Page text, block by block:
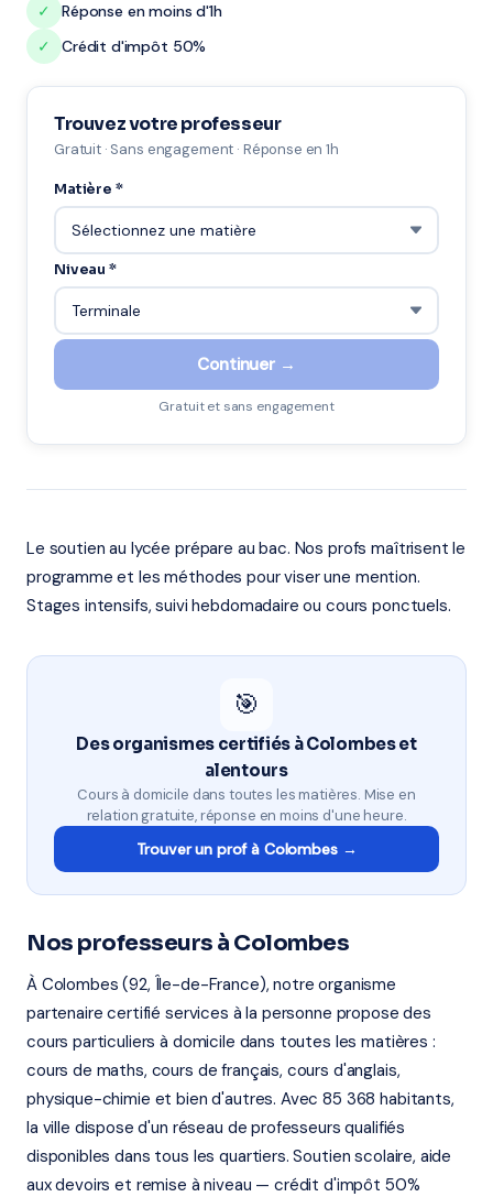
✓
Réponse en moins d'1h
✓
Crédit d'impôt 50%
Trouvez votre professeur
Gratuit · Sans engagement · Réponse en 1h
Matière *
Niveau *
Continuer →
Gratuit et sans engagement
Le soutien au lycée prépare au bac. Nos profs maîtrisent le
programme et les méthodes pour viser une mention.
Stages intensifs, suivi hebdomadaire ou cours ponctuels.
🎯
Des organismes certifiés à Colombes et
alentours
Cours à domicile dans toutes les matières. Mise en
relation gratuite, réponse en moins d'une heure.
Trouver un prof à Colombes →
Nos professeurs à Colombes
À Colombes (92, Île-de-France), notre organisme
partenaire certifié services à la personne propose des
cours particuliers à domicile dans toutes les matières :
cours de maths, cours de français, cours d'anglais,
physique-chimie et bien d'autres. Avec 85 368 habitants,
la ville dispose d'un réseau de professeurs qualifiés
disponibles dans tous les quartiers. Soutien scolaire, aide
aux devoirs et remise à niveau — crédit d'impôt 50%